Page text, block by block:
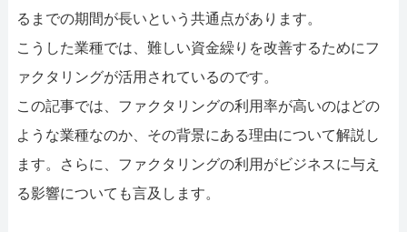
ファクタリングで通りやすい会
るまでの期間が長いという共通点があります。
こうした業種では、難しい資金繰りを改善するためにフ
ァクタリングが活用されているのです。
この記事では、ファクタリングの利用率が高いのはどの
ような業種なのか、その背景にある理由について解説し
ます。さらに、ファクタリングの利用がビジネスに与え
る影響についても言及します。